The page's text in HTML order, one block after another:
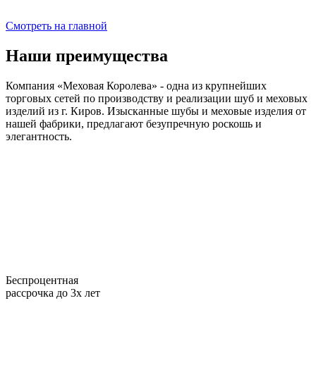
Смотреть на главной
Наши преимущества
Компания «Меховая Королева» - одна из крупнейших
торговых сетей по производству и реализации шуб и меховых
изделий из г. Киров. Изысканные шубы и меховые изделия от
нашей фабрики, предлагают безупречную роскошь и
элегантность.
Беспроцентная
рассрочка до 3х лет